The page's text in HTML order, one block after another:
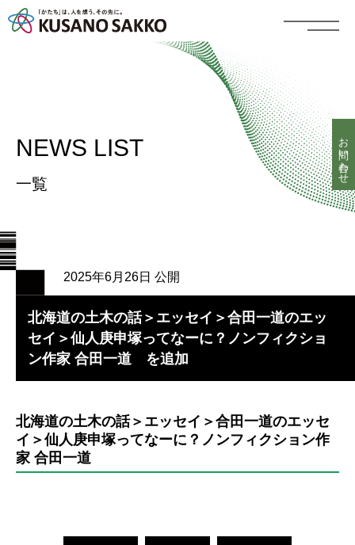
NEWS LIST
一覧
2025年6月26日 公開
北海道の土木の話＞エッセイ＞合田一道のエッ
セイ＞仙人庚申塚ってなーに？ノンフィクショ
ン作家 合田一道 を追加
北海道の土木の話＞エッセイ＞合田一道のエッセ
イ＞仙人庚申塚ってなーに？ノンフィクション作
家 合田一道
お問い合わせ